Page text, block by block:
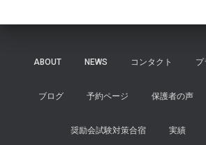
ABOUT NEWS コンタクト プ
ブログ 予約ページ 保護者の声
奨励会試験対策合宿 実績